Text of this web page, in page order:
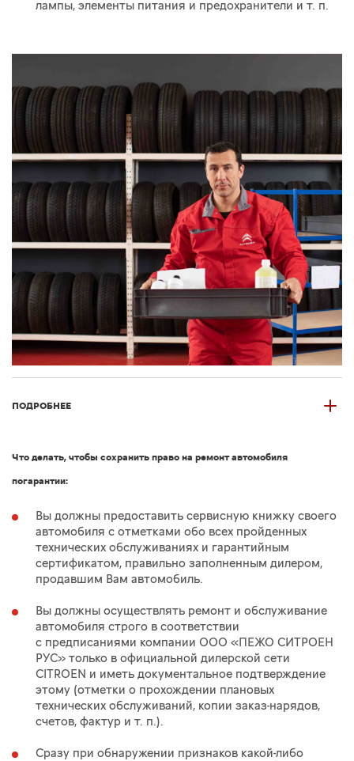
лампы, элементы питания и предохранители и т. п.
ПОДРОБНЕЕ
Что делать, чтобы сохранить право на ремонт автомобиля
погарантии:
Вы должны предоставить сервисную книжку своего
автомобиля с отметками обо всех пройденных
технических обслуживаниях и гарантийным
сертификатом, правильно заполненным дилером,
продавшим Вам автомобиль.
Вы должны осуществлять ремонт и обслуживание
автомобиля строго в соответствии
с предписаниями компании ООО «ПЕЖО СИТРОЕН
РУС» только в официальной дилерской сети
CITROEN и иметь документальное подтверждение
этому (отметки о прохождении плановых
технических обслуживаний, копии заказ-нарядов,
счетов, фактур и т. п.).
Сразу при обнаружении признаков какой-либо